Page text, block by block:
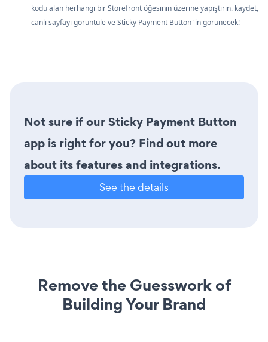
kodu alan herhangi bir Storefront öğesinin üzerine yapıştırın. kaydet,
canlı sayfayı görüntüle ve Sticky Payment Button 'in görünecek!
Not sure if our Sticky Payment Button
app is right for you? Find out more
about its features and integrations.
See the details
Remove the Guesswork of
Building Your Brand